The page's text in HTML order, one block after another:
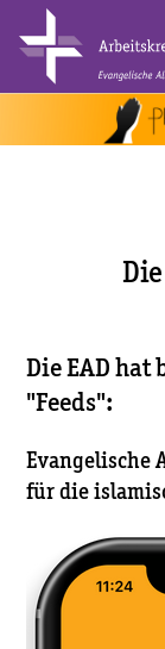
Die EAD hat
"Feeds":
Evangelische
für die